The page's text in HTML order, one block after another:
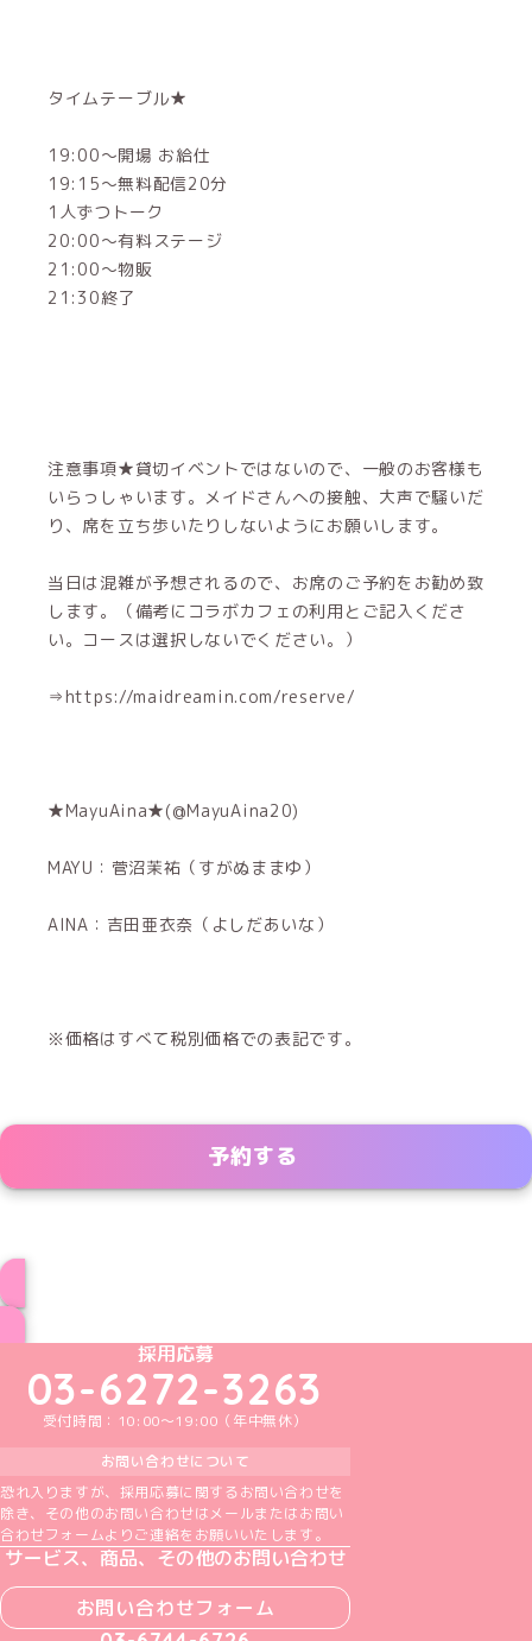
タイムテーブル★
19:00～開場 お給仕
19:15～無料配信20分
1人ずつトーク
20:00～有料ステージ
21:00～物販
21:30終了
注意事項★貸切イベントではないので、一般のお客様も
いらっしゃいます。メイドさんへの接触、大声で騒いだ
り、席を立ち歩いたりしないようにお願いします。
当日は混雑が予想されるので、お席のご予約をお勧め致
します。（備考にコラボカフェの利用とご記入くださ
い。コースは選択しないでください。）
⇒https://maidreamin.com/reserve/
★MayuAina★(@MayuAina20)
MAYU：菅沼茉祐（すがぬままゆ）
AINA：吉田亜衣奈（よしだあいな）
※価格はすべて税別価格での表記です。
予約する
めいどりーみんTikTok公式アカウント
めいどりーみんX公式アカウント
めいどりーみんInstagram公式アカウント
めいどりーみんFacebook公式アカウン
めいどりーみんYouTube公式アカ
採用応募
03-6272-3263
受付時間：10:00～19:00（年中無休）
お問い合わせについて
恐れ入りますが、採用応募に関するお問い合わせを
除き、その他のお問い合わせはメールまたはお問い
合わせフォームよりご連絡をお願いいたします。
サービス、商品、その他のお問い合わせ
お問い合わせフォーム